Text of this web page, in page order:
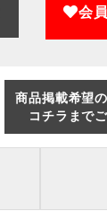
会
商品掲載希望
コチラまで